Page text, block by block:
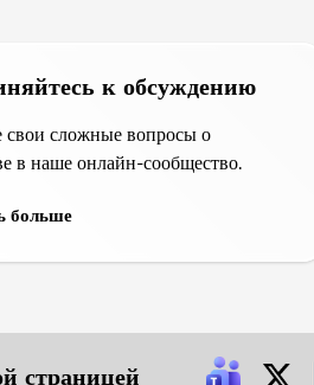
к обсуждению
сложные вопросы о
в наше онлайн-сообщество.
больше
страницей